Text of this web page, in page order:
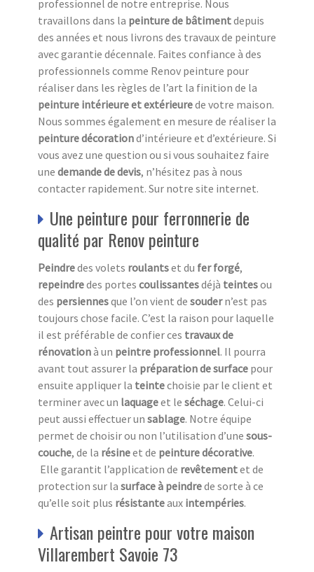
professionnel de notre entreprise. Nous
travaillons dans la peinture de bâtimentdepuis
des années et nous livrons des travaux de peinture
avec garantie décennale. Faites confiance à des
professionnels comme Renov peinture pour
réaliser dans les règles de l’art la finition de la
peinture intérieure et extérieurede votre maison.
Nous sommes également en mesure de réaliser la
peinture décorationd’intérieure et d’extérieure. Si
vous avez une question ou si vous souhaitez faire
une demande de devis, n’hésitez pas à nous
contacter rapidement. Sur notre site internet.
Une peinture pour ferronnerie de
qualité par Renov peinture
Peindredes volets roulantset du fer forgé,
repeindredes portes coulissantesdéjà teintesou
des persiennesque l’on vient de soudern’est pas
toujours chose facile. C’est la raison pour laquelle
il est préférable de confier ces travaux de
rénovationà un peintre professionnel. Il pourra
avant tout assurer la préparation de surface pour
ensuite appliquer la teintechoisie par le client et
terminer avec un laquageet le séchage. Celui-ci
peut aussi effectuer un sablage. Notre équipe
permet de choisir ou non l’utilisation d’une sous-
couche, de la résineet de peinture décorative.
Elle garantit l’application de revêtementet de
protection sur la surface à peindrede sorte à ce
qu’elle soit plus résistanteaux intempéries.
Artisan peintre pour votre maison
Villarembert Savoie 73